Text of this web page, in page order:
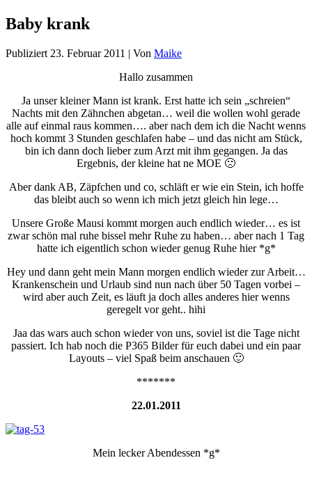
Baby krank
Publiziert 23. Februar 2011 | Von Maike
Hallo zusammen
Ja unser kleiner Mann ist krank. Erst hatte ich sein „schreien“
Nachts mit den Zähnchen abgetan… weil die wollen wohl gerade
alle auf einmal raus kommen…. aber nach dem ich die Nacht wenns
hoch kommt 3 Stunden geschlafen habe – und das nicht am Stück,
bin ich dann doch lieber zum Arzt mit ihm gegangen. Ja das
Ergebnis, der kleine hat ne MOE 🙁
Aber dank AB, Zäpfchen und co, schläft er wie ein Stein, ich hoffe
das bleibt auch so wenn ich mich jetzt gleich hin lege…
Unsere Große Mausi kommt morgen auch endlich wieder… es ist
zwar schön mal ruhe bissel mehr Ruhe zu haben… aber nach 1 Tag
hatte ich eigentlich schon wieder genug Ruhe hier *g*
Hey und dann geht mein Mann morgen endlich wieder zur Arbeit…
Krankenschein und Urlaub sind nun nach über 50 Tagen vorbei –
wird aber auch Zeit, es läuft ja doch alles anderes hier wenns
geregelt vor geht.. hihi
Jaa das wars auch schon wieder von uns, soviel ist die Tage nicht
passiert. Ich hab noch die P365 Bilder für euch dabei und ein paar
Layouts – viel Spaß beim anschauen 🙂
*******
22.01.2011
Mein lecker Abendessen *g*